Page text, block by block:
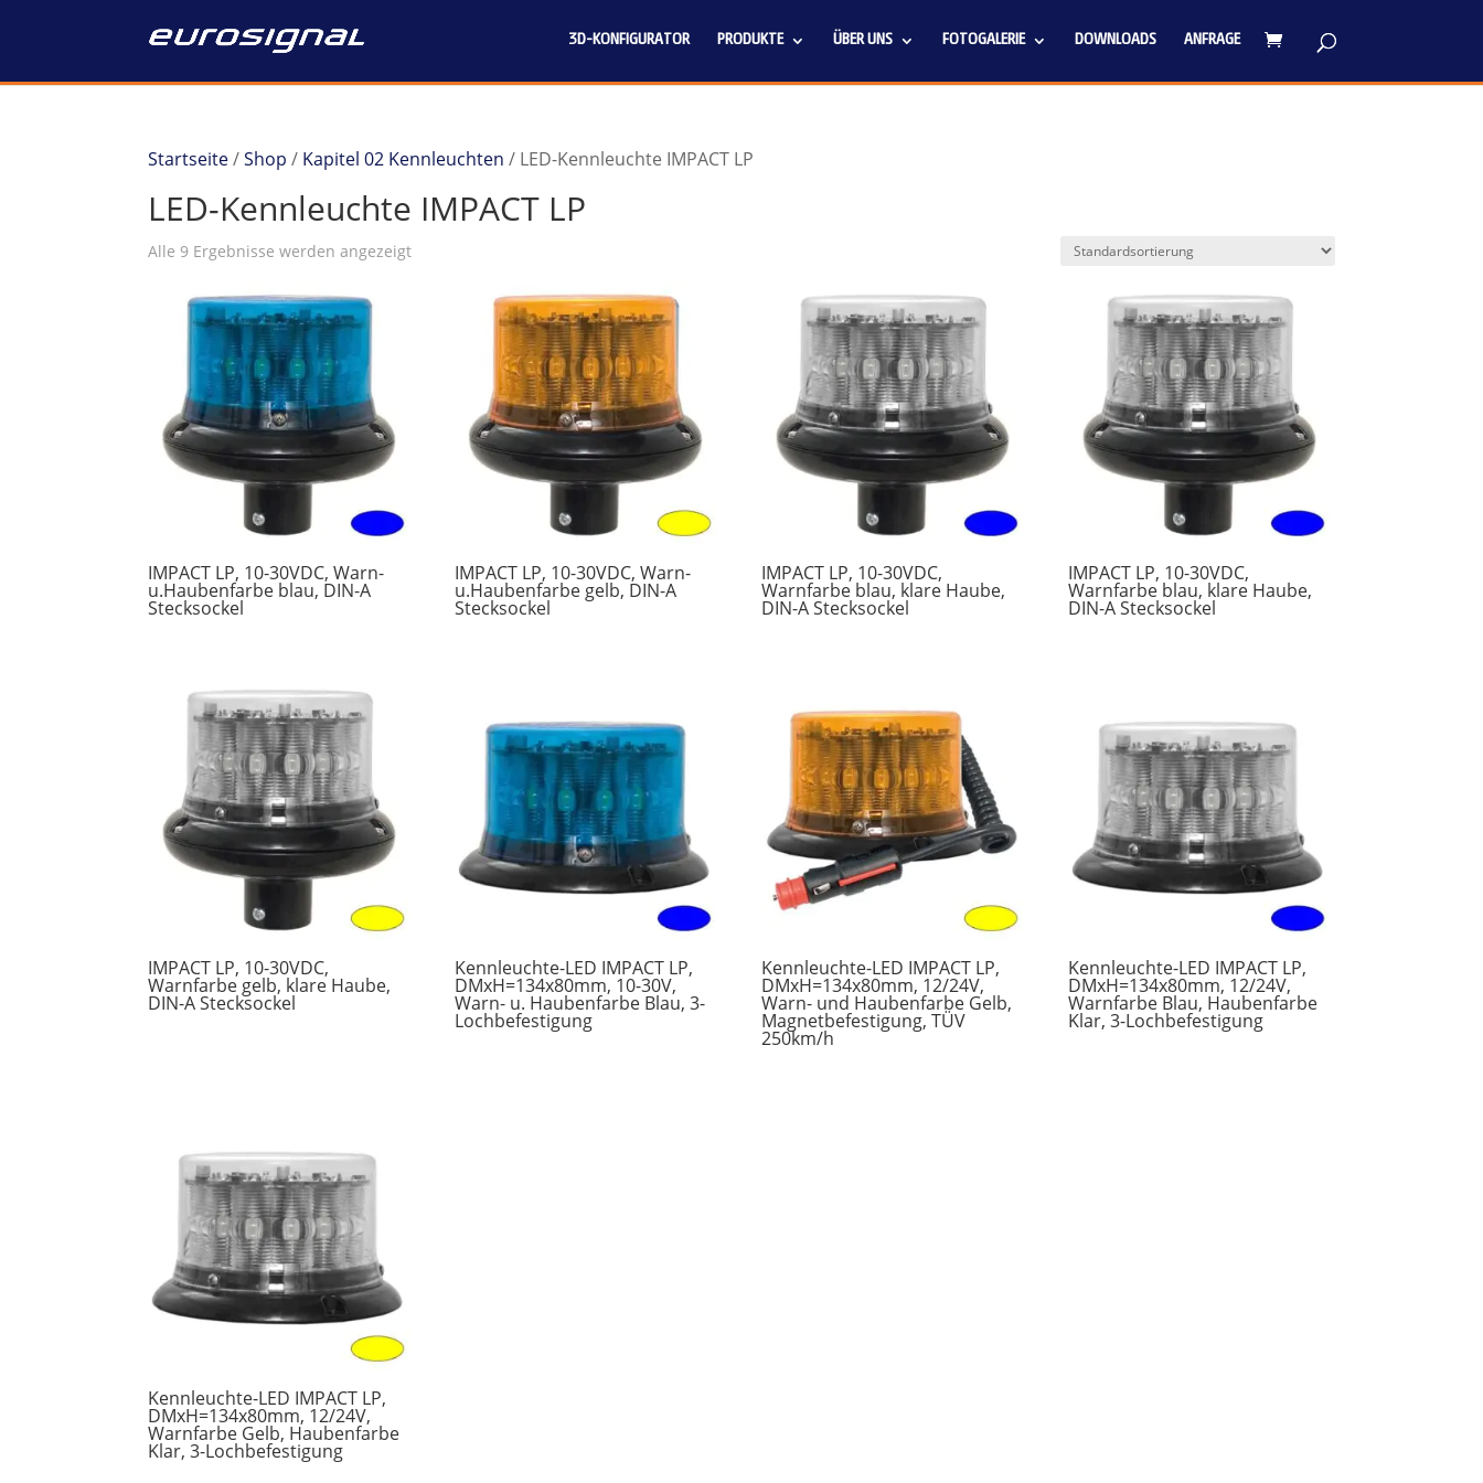
3D-KONFIGURATOR PRODUKTE ÜBER UNS FOTOGALERIE DOWNLOADS ANFRAGE
Startseite/Shop / Kapitel 02 Kennleuchten / LED-Kennleuchte IMPACT LP
LED-Kennleuchte IMPACT LP
Alle 9 Ergebnisse werden angezeigt
IMPACT LP, 10-30VDC, Warn-
u.Haubenfarbe blau, DIN-A
Stecksockel
IMPACT LP, 10-30VDC, Warn-
u.Haubenfarbe gelb, DIN-A
Stecksockel
IMPACT LP, 10-30VDC,
Warnfarbe blau, klare Haube,
DIN-A Stecksockel
IMPACT LP, 10-30VDC,
Warnfarbe blau, klare Haube,
DIN-A Stecksockel
IMPACT LP, 10-30VDC,
Warnfarbe gelb, klare Haube,
DIN-A Stecksockel
Kennleuchte-LED IMPACT LP,
DMxH=134x80mm, 10-30V,
Warn- u. Haubenfarbe Blau, 3-
Lochbefestigung
Kennleuchte-LED IMPACT LP,
DMxH=134x80mm, 12/24V,
Warn- und Haubenfarbe Gelb,
Magnetbefestigung, TÜV
250km/h
Kennleuchte-LED IMPACT LP,
DMxH=134x80mm, 12/24V,
Warnfarbe Blau, Haubenfarbe
Klar, 3-Lochbefestigung
Kennleuchte-LED IMPACT LP,
DMxH=134x80mm, 12/24V,
Warnfarbe Gelb, Haubenfarbe
Klar, 3-Lochbefestigung